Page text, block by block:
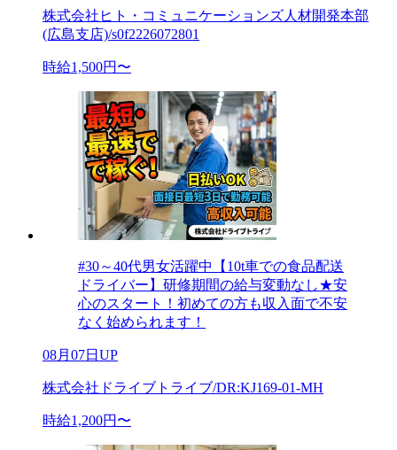
株式会社ヒト・コミュニケーションズ人材開発本部
(広島支店)/s0f2226072801
時給1,500円〜
#30～40代男女活躍中【10t車での食品配送
ドライバー】研修期間の給与変動なし★安
心のスタート！初めての方も収入面で不安
なく始められます！
08月07日UP
株式会社ドライブトライブ/DR:KJ169-01-MH
時給1,200円〜